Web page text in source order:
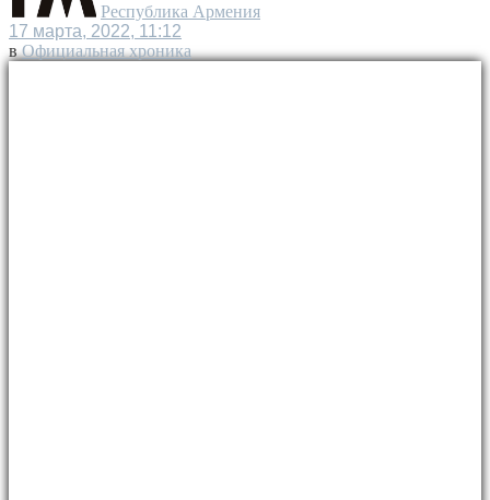
Республика Армения
17 марта, 2022, 11:12
в Официальная хроника